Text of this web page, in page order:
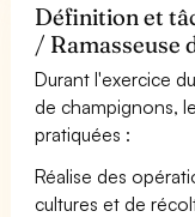
Définition et
/ Ramasseuse
Durant l'exercice
de champignons,
pratiquées :
Réalise des
cultures et de